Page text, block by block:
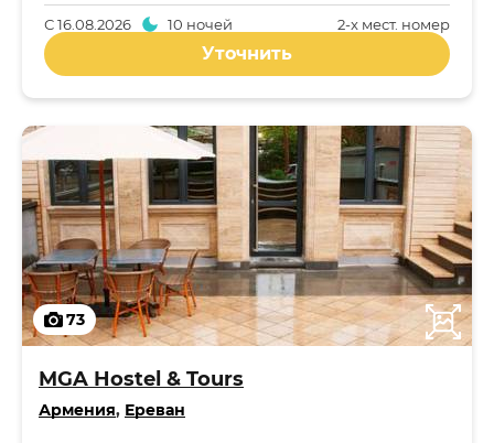
2-x мест. номер
С16.08.2026 10 ночей
Уточнить
73
MGA Hostel & Tours
Армения, Ереван